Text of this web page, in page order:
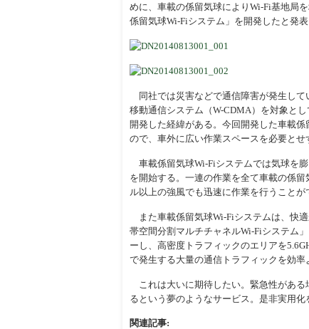
ウ
めに、車載の係留気球によりWi-Fi基地局
係留気球Wi-Fiシステム」を開発したと発表
同社では災害などで通信障害が発生して
移動通信システム（W-CDMA）を対象と
開発した経緯がある。今回開発した車載
ので、車外に広い作業スペースを必要とせ
車載係留気球Wi-Fiシステムでは気球を
を開始する。一連の作業を全て車載の係
ル以上の強風でも迅速に作業を行うことが
また車載係留気球Wi-Fiシステムは、快
帯空間分割マルチチャネルWi-Fiシステム
ーし、高密度トラフィックのエリアを
で発生する大量の通信トラフィックを効率
これは大いに期待したい。緊急性がある
るという夢のようなサービス。是非実用化
関連記事: